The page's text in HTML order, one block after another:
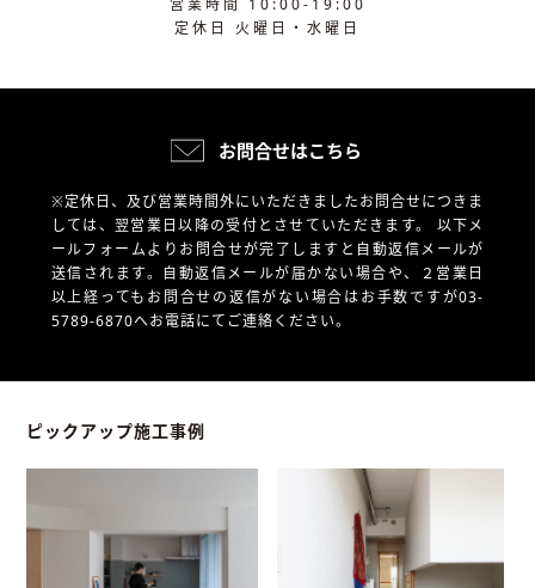
営業時間 10:00-19:00
定休日 火曜日・水曜日
お問合せはこちら
※定休日、及び営業時間外にいただきましたお問合せにつきま
しては、翌営業日以降の受付とさせていただきます。 以下メ
ールフォームよりお問合せが完了しますと自動返信メールが
送信されます。自動返信メールが届かない場合や、
２営業日
以上経ってもお問合せの返信がない場合はお手数ですが03-
5789-6870へお電話にてご連絡ください。
ピックアップ施工事例